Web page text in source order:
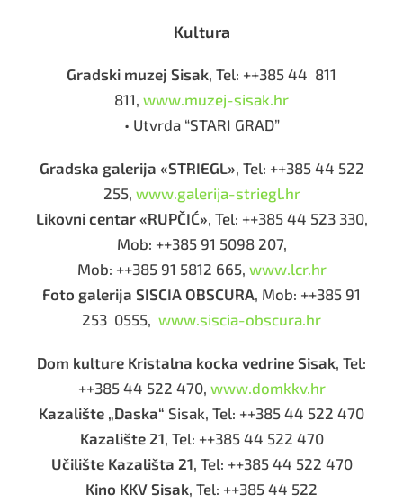
Kultura
Gradski muzej Sisak, Tel: ++385 44 811
811, www.muzej-sisak.hr
• Utvrda “STARI GRAD”
Gradska galerija «STRIEGL», Tel: ++385 44 522
255, www.galerija-striegl.hr
Likovni centar «RUPČIĆ», Tel: ++385 44 523 330,
Mob: ++385 91 5098 207,
Mob: ++385 91 5812 665, www.lcr.hr
Foto galerija SISCIA OBSCURA, Mob: ++385 91
253 0555, www.siscia-obscura.hr
Dom kulture Kristalna kocka vedrine Sisak, Tel:
++385 44 522 470, www.domkkv.hr
Kazalište „Daska“ Sisak, Tel: ++385 44 522 470
Kazalište 21, Tel: ++385 44 522 470
Učilište Kazališta 21, Tel: ++385 44 522 470
Kino KKV Sisak, Tel: ++385 44 522